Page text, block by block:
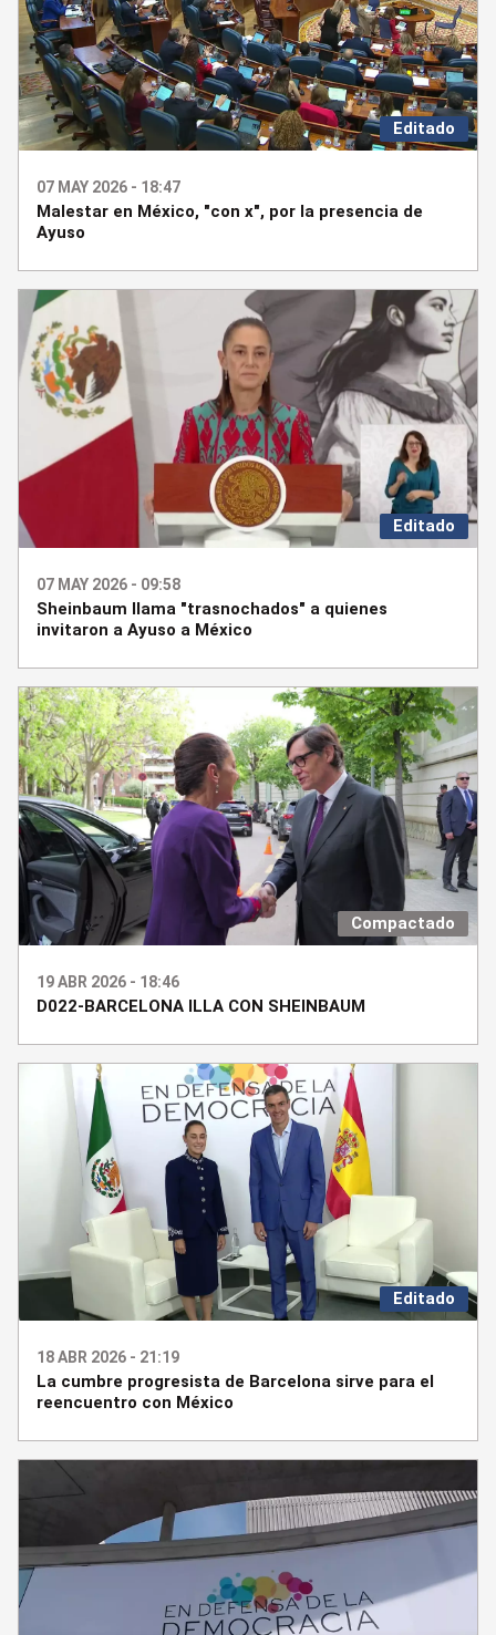
Editado
07 MAY 2026 - 18:47
Malestar en México, "con x", por la presencia de
Ayuso
Editado
07 MAY 2026 - 09:58
Sheinbaum llama "trasnochados" a quienes
invitaron a Ayuso a México
Compactado
19 ABR 2026 - 18:46
D022-BARCELONA ILLA CON SHEINBAUM
Editado
18 ABR 2026 - 21:19
La cumbre progresista de Barcelona sirve para el
reencuentro con México